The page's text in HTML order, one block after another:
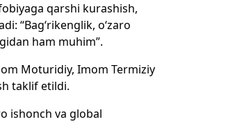
qarshi kurashish,
“Bag‘rikenglik, o‘zaro
ham muhim”.
Moturidiy, Imom Termiziy
taklif etildi.
ishonch va global